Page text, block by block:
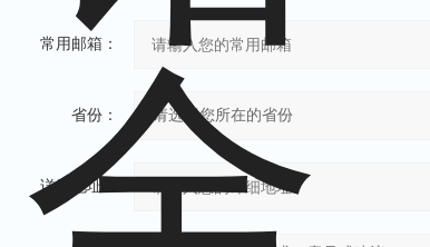
常用邮箱：
省份：
详细地址：